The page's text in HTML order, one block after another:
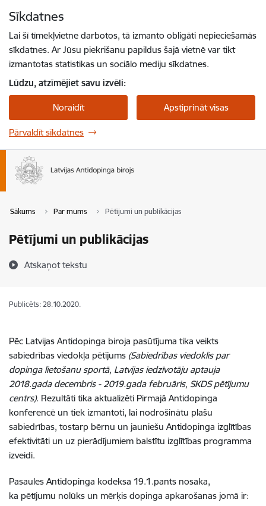
Sīkdatnes
Lai šī tīmekļvietne darbotos, tā izmanto obligāti nepieciešamās
sīkdatnes. Ar Jūsu piekrišanu papildus šajā vietnē var tikt
izmantotas statistikas un sociālo mediju sīkdatnes.
Lūdzu, atzīmējiet savu izvēli:
Noraidīt Apstiprināt visas
Pārvaldīt sīkdatnes
Sākums Par mums Pētījumi un publikācijas
Pētījumi un publikācijas
Atskaņot tekstu
Publicēts: 28.10.2020.
Pēc Latvijas Antidopinga biroja pasūtījuma tika veikts
sabiedrības viedokļa pētījums (Sabiedrības viedoklis par
dopinga lietošanu sportā, Latvijas iedzīvotāju aptauja
2018.gada decembris - 2019.gada februāris, SKDS pētījumu
centrs). Rezultāti tika aktualizēti Pirmajā Antidopinga
konferencē un tiek izmantoti, lai nodrošinātu plašu
sabiedrības, tostarp bērnu un jauniešu Antidopinga izglītības
efektivitāti un uz pierādījumiem balstītu izglītības programma
izveidi.
Pasaules Antidopinga kodeksa 19.1.pants nosaka,
ka pētījumu nolūks un mērķis dopinga apkarošanas jomā ir: